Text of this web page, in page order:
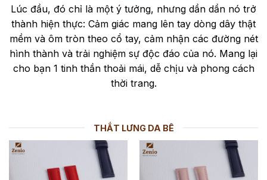
Lúc đầu, đó chỉ là một ý tưởng, nhưng dần dần nó trở
thành hiện thực: Cảm giác mang lên tay dòng dây thật
mềm và ôm tròn theo cổ tay, cảm nhận các đường nét
hình thành và trải nghiệm sự độc đáo của nó. Mang lại
cho bạn 1 tinh thần thoải mái, dễ chịu và phong cách
thời trang.
THẮT LƯNG DA BÊ